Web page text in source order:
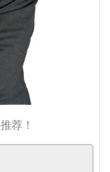
荐！